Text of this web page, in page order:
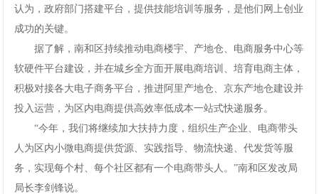
认为，政府部门搭建平台，提供技能培训等服务，是他们网上创业
成功的关键。
据了解，南和区持续推动电商楼宇、产地仓、电商服务中心等
软硬件平台建设，并在城乡全方面开展电商培训、培育电商主体，
积极对接各大电子商务平台，推进阿里产地仓、京东产地仓建设并
投入运营，为区内电商提供高效率低成本一站式快递服务。
“今年，我们将继续加大扶持力度，组织生产企业、电商带头
人为区内小微电商提供货源、实践指导、物流快递、代发货等服
务，实现每个村、每个社区都有一个电商带头人。”南和区发改局
局长李剑锋说。